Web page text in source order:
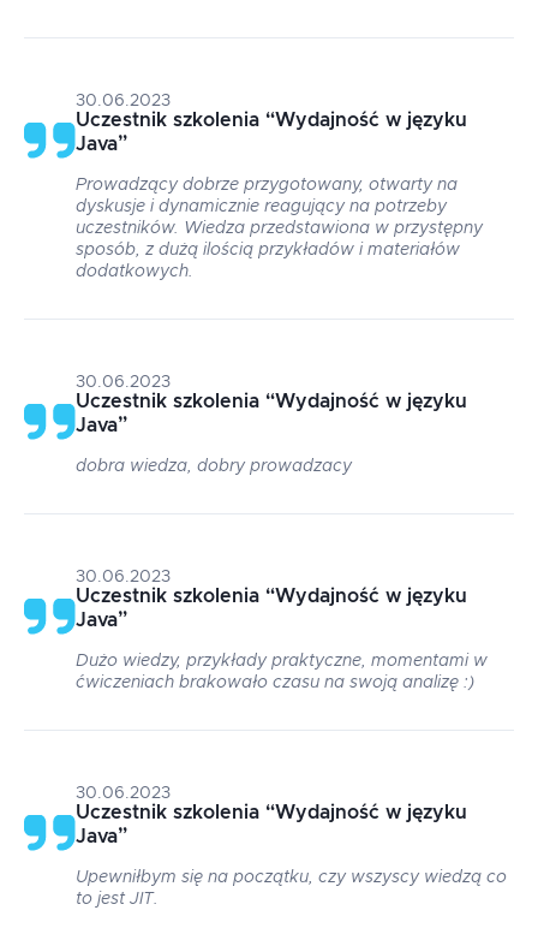
30.06.2023
Uczestnik szkolenia “Wydajność w języku
Java”
Prowadzący dobrze przygotowany, otwarty na
dyskusje i dynamicznie reagujący na potrzeby
uczestników. Wiedza przedstawiona w przystępny
sposób, z dużą ilością przykładów i materiałów
dodatkowych.
30.06.2023
Uczestnik szkolenia “Wydajność w języku
Java”
dobra wiedza, dobry prowadzacy
30.06.2023
Uczestnik szkolenia “Wydajność w języku
Java”
Dużo wiedzy, przykłady praktyczne, momentami w
ćwiczeniach brakowało czasu na swoją analizę :)
30.06.2023
Uczestnik szkolenia “Wydajność w języku
Java”
Upewniłbym się na początku, czy wszyscy wiedzą co
to jest JIT.